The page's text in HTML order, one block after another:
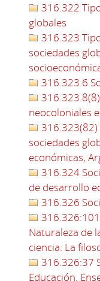
316.322
globales
316.323
sociedades
316.323.6
neocoloniales
316.323(82)
sociedades
económicas,
316.324
de desarrollo
316.326
Naturaleza de
ciencia. La
316.326:37
Educación.